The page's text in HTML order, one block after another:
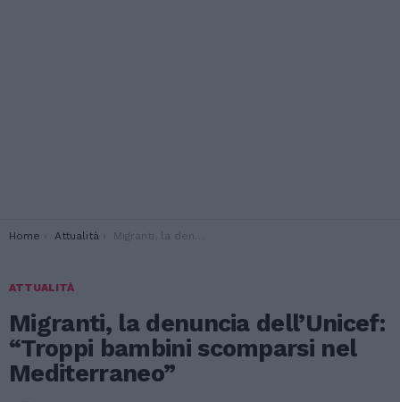
You are here:
Home Attualità Migranti, la denuncia dell’Unicef: “Troppi bambini scomparsi nel Mediterraneo”
ATTUALITÀ
Migranti, la denuncia dell’Unicef:
“Troppi bambini scomparsi nel
Mediterraneo”